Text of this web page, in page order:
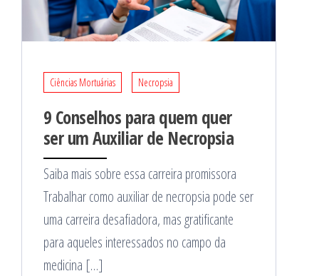
Ciências Mortuárias Necropsia
9 Conselhos para quem quer
ser um Auxiliar de Necropsia
Saiba mais sobre essa carreira promissora
Trabalhar como auxiliar de necropsia pode ser
uma carreira desafiadora, mas gratificante
para aqueles interessados no campo da
medicina […]